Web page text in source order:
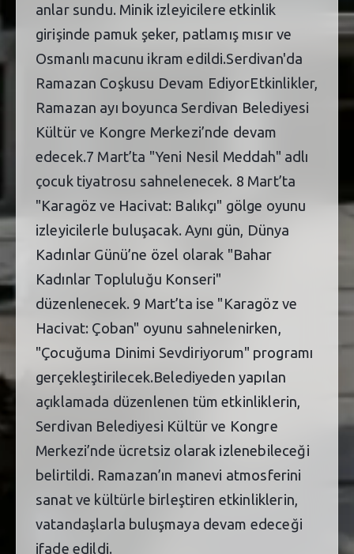
anlar sundu. Minik izleyicilere etkinlik
girişinde pamuk şeker, patlamış mısır ve
Osmanlı macunu ikram edildi.Serdivan'da
Ramazan Coşkusu Devam EdiyorEtkinlikler,
Ramazan ayı boyunca Serdivan Belediyesi
Kültür ve Kongre Merkezi’nde devam
edecek.7 Mart’ta "Yeni Nesil Meddah" adlı
çocuk tiyatrosu sahnelenecek. 8 Mart’ta
"Karagöz ve Hacivat: Balıkçı" gölge oyunu
izleyicilerle buluşacak. Aynı gün, Dünya
Kadınlar Günü’ne özel olarak "Bahar
Kadınlar Topluluğu Konseri"
düzenlenecek. 9 Mart’ta ise "Karagöz ve
Hacivat: Çoban" oyunu sahnelenirken,
"Çocuğuma Dinimi Sevdiriyorum" programı
gerçekleştirilecek.Belediyeden yapılan
açıklamada düzenlenen tüm etkinliklerin,
Serdivan Belediyesi Kültür ve Kongre
Merkezi’nde ücretsiz olarak izlenebileceği
belirtildi. Ramazan’ın manevi atmosferini
sanat ve kültürle birleştiren etkinliklerin,
vatandaşlarla buluşmaya devam edeceği
ifade edildi.